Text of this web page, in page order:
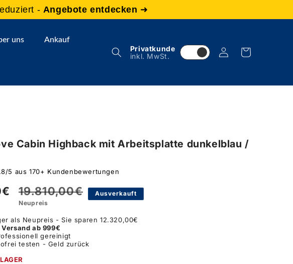
- Angebote entdecken ➜
uns Ankauf
Privatkunde
inkl. MwSt.
EinloggenWarenkorb
Cabin Highback mit Arbeitsplatte dunkelblau /
5 aus 170+ Kundenbewertungen
Normaler
Preis
19.810,00€
Neupreis
Ausverkauft
als Neupreis - Sie sparen 12.320,00€
ab 999€
gereinigt
testen - Geld zurück